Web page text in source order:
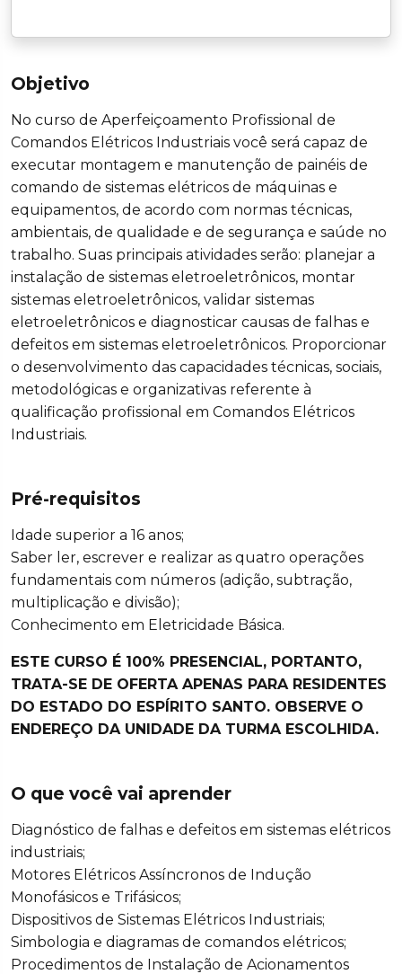
Objetivo
No curso de Aperfeiçoamento Profissional de
Comandos Elétricos Industriais você será capaz de
executar montagem e manutenção de painéis de
comando de sistemas elétricos de máquinas e
equipamentos, de acordo com normas técnicas,
ambientais, de qualidade e de segurança e saúde no
trabalho. Suas principais atividades serão: planejar a
instalação de sistemas eletroeletrônicos, montar
sistemas eletroeletrônicos, validar sistemas
eletroeletrônicos e diagnosticar causas de falhas e
defeitos em sistemas eletroeletrônicos. Proporcionar
o desenvolvimento das capacidades técnicas, sociais,
metodológicas e organizativas referente à
qualificação profissional em Comandos Elétricos
Industriais.
Pré-requisitos
Idade superior a 16 anos;
Saber ler, escrever e realizar as quatro operações
fundamentais com números (adição, subtração,
multiplicação e divisão);
Conhecimento em Eletricidade Básica.
ESTE CURSO É 100% PRESENCIAL, PORTANTO,
TRATA-SE DE OFERTA APENAS PARA RESIDENTES
DO ESTADO DO ESPÍRITO SANTO. OBSERVE O
ENDEREÇO DA UNIDADE DA TURMA ESCOLHIDA.
O que você vai aprender
Diagnóstico de falhas e defeitos em sistemas elétricos
industriais;
Motores Elétricos Assíncronos de Indução
Monofásicos e Trifásicos;
Dispositivos de Sistemas Elétricos Industriais;
Simbologia e diagramas de comandos elétricos;
Procedimentos de Instalação de Acionamentos